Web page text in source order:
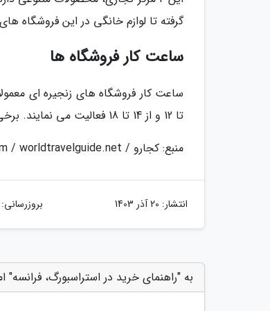
گرفته تا لوازم خانگی در این فروشگاه
ساعت کار فروشگاه ها
تا 12 و از 14 تا 18 فعالیت می نمایند. برخی از فروشگاه های کوچک شنبه صبح ها و یکشنبه ها را تعطیل می نمایند.
منبع: کجارو / theculturetrip.com / worldtravelguide.net
انتشار: 20 آذر 1403 بروزرسانی:
به "راهنمای خرید در استراسبورگ، فرانسه"